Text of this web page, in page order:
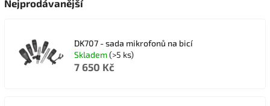
Nejprodávanější
DK707 - sada mikrofonů na bicí
Skladem(>5 ks)
7 650 Kč